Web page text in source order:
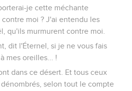
je cette méchante
moi ? J'ai entendu les
qu'ils murmurent contre moi.
dit l'Éternel, si je ne vous fais
mes oreilles... !
dans ce désert. Et tous ceux
selon tout le compte